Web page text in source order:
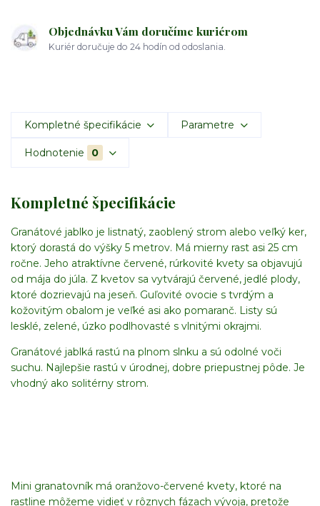
Objednávku Vám doručíme kuriérom
Kuriér doručuje do 24 hodín od odoslania.
Kompletné špecifikácie Parametre
Hodnotenie 0
Kompletné špecifikácie
Granátové jablko je listnatý, zaoblený strom alebo veľký ker,
ktorý dorastá do výšky 5 metrov. Má mierny rast asi 25 cm
ročne. Jeho atraktívne červené, rúrkovité kvety sa objavujú
od mája do júla. Z kvetov sa vytvárajú červené, jedlé plody,
ktoré dozrievajú na jeseň. Guľovité ovocie s tvrdým a
kožovitým obalom je veľké asi ako pomaranč. Listy sú
lesklé, zelené, úzko podlhovasté s vlnitými okrajmi.
Granátové jablká rastú na plnom slnku a sú odolné voči
suchu. Najlepšie rastú v úrodnej, dobre priepustnej pôde. Je
vhodný ako solitérny strom.
Mini granatovník má oranžovo-červené kvety, ktoré na
rastline môžeme vidieť v rôznych fázach vývoja, pretože